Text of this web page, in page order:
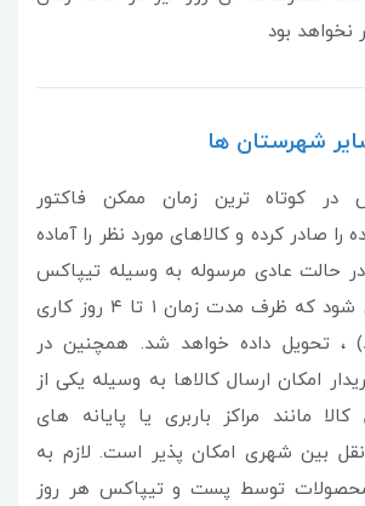
نخواهد بود
شهرستان ها
در کوتاه ترین زمان ممکن فاکتور
صادر کرده و کالاهای مورد نظر را آماده
در حالت عادی مرسوله به وسیله تیپاکس
یا پست ارسال می شود که ظرف مدت زمان ۱ تا ۴ روز کاری
، تحویل داده خواهد شد. همچنین در
امکان ارسال کالاها به وسیله یکی از
مانند مراکز باربری یا پایانه های
بین شهری امکان پذیر است. لازم به
توسط پست و تیپاکس هر روز